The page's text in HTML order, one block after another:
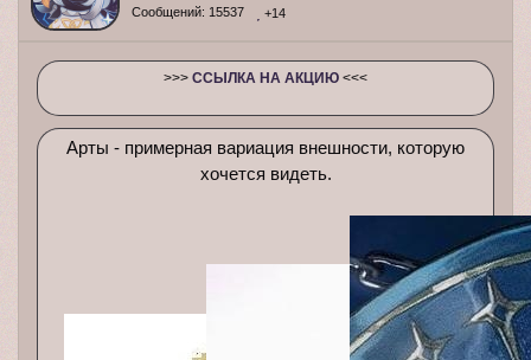
Сообщений: 15537 +14
>>> ССЫЛКА НА АКЦИЮ <<<
Арты - примерная вариация внешности, которую
хочется видеть.